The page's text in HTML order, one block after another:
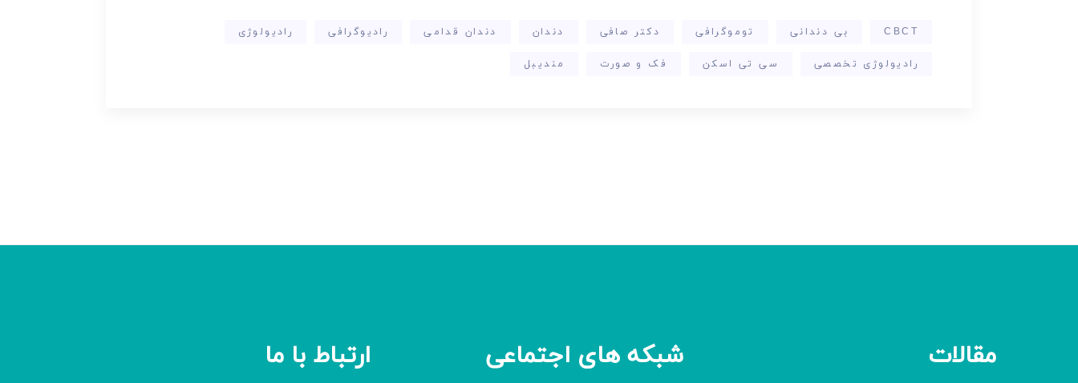
CBCT بی دندانی توموگرافی دکتر صافی دندان دندان قدامی رادیوگرافی رادیولوژی
رادیولوژی تخصصی سی تی اسکن فک و صورت مندیبل
مقالات شبکه های اجتماعی ارتباط با ما